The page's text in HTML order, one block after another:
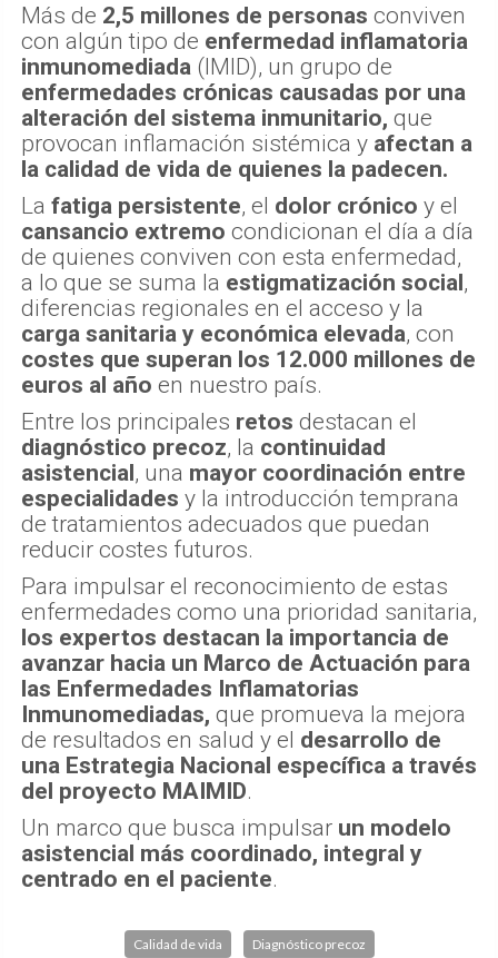
Más de 2,5 millones de personas conviven
con algún tipo de enfermedad inflamatoria
inmunomediada (IMID), un grupo de
enfermedades crónicas causadas por una
alteración del sistema inmunitario, que
provocan inflamación sistémica y afectan a
la calidad de vida de quienes la padecen.
La fatiga persistente, el dolor crónico y el
cansancio extremo condicionan el día a día
de quienes conviven con esta enfermedad,
a lo que se suma la estigmatización social,
diferencias regionales en el acceso y la
carga sanitaria y económica elevada, con
costes que superan los 12.000 millones de
euros al año en nuestro país.
Entre los principales retos destacan el
diagnóstico precoz, la continuidad
asistencial, una mayor coordinación entre
especialidades y la introducción temprana
de tratamientos adecuados que puedan
reducir costes futuros.
Para impulsar el reconocimiento de estas
enfermedades como una prioridad sanitaria,
los expertos destacan la importancia de
avanzar hacia un Marco de Actuación para
las Enfermedades Inflamatorias
Inmunomediadas, que promueva la mejora
de resultados en salud y el desarrollo de
una Estrategia Nacional específica a través
del proyecto MAIMID.
Un marco que busca impulsar un modelo
asistencial más coordinado, integral y
centrado en el paciente.
Calidad de vida Diagnóstico precoz